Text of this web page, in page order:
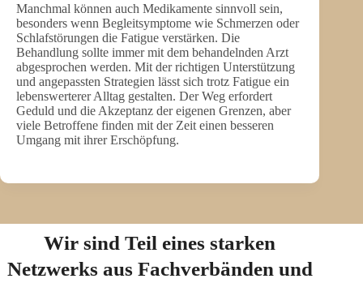
Manchmal können auch Medikamente sinnvoll sein,
besonders wenn Begleitsymptome wie Schmerzen oder
Schlafstörungen die Fatigue verstärken. Die
Behandlung sollte immer mit dem behandelnden Arzt
abgesprochen werden. Mit der richtigen Unterstützung
und angepassten Strategien lässt sich trotz Fatigue ein
lebenswerterer Alltag gestalten. Der Weg erfordert
Geduld und die Akzeptanz der eigenen Grenzen, aber
viele Betroffene finden mit der Zeit einen besseren
Umgang mit ihrer Erschöpfung.
Wir sind Teil eines starken
Netzwerks aus Fachverbänden und